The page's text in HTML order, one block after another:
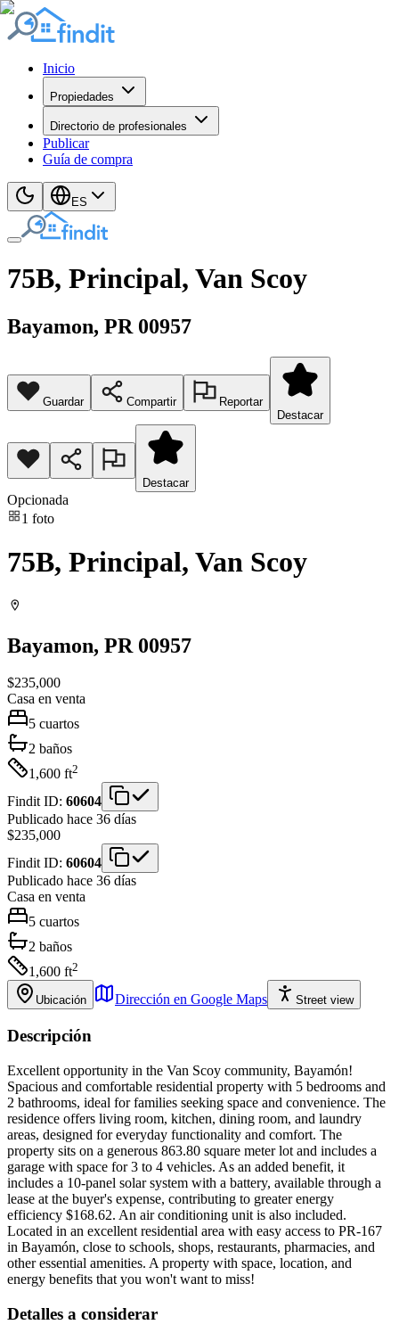
Inicio
Propiedades
Directorio de profesionales
Publicar
Guía de compra
ES
75B, Principal, Van Scoy
Bayamon, PR 00957
Guardar Compartir
Reportar
Destacar
Destacar
Opcionada
1 foto
75B, Principal, Van Scoy
Bayamon, PR 00957
$235,000
Casa en venta
5 cuartos
2 baños
1,600 ft2
Findit ID: 60604
Publicado hace 36 días
$235,000
Findit ID: 60604
Publicado hace 36 días
Casa en venta
5 cuartos
2 baños
1,600 ft2
Ubicación Dirección en Google Maps Street view
Descripción
Excellent opportunity in the Van Scoy community, Bayamón!
Spacious and comfortable residential property with 5 bedrooms and
2 bathrooms, ideal for families seeking space and convenience. The
residence offers living room, kitchen, dining room, and laundry
areas, designed for everyday functionality and comfort. The
property sits on a generous 863.80 square meter lot and includes a
garage with space for 3 to 4 vehicles. As an added benefit, it
includes a 10-panel solar system with a battery, available through a
lease at the buyer's expense, contributing to greater energy
efficiency $168.62. An air conditioning unit is also included.
Located in an excellent residential area with easy access to PR-167
in Bayamón, close to schools, shops, restaurants, pharmacies, and
other essential amenities. A property with space, location, and
energy benefits that you won't want to miss!
Detalles a considerar